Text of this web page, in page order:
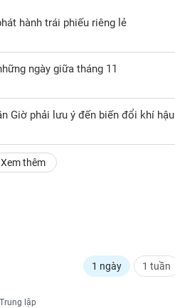
hành trái phiếu riêng lẻ
ngày giữa tháng 11
Giờ phải lưu ý đến biến đổi khí hậu
Xem thêm
1 ngày 1 tuần
Trung lập